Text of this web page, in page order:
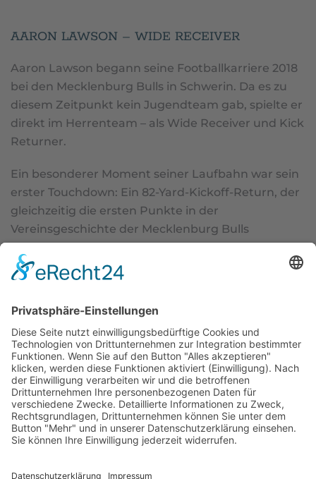
AARON LAWSON – WIDE RECEIVER
Aaron Lawson begann seine Footballkarriere 2018
bei den Mecklenburg Bulls in Schwerin. Da es zu
diesem Zeitpunkt kein Jugendteam gab, spielte er
direkt im Herrenteam – als Wide Receiver und Kick
Returner.
Ein besonderer Moment seiner Laufbahn war sein
erster Touchdown: Ein 82-Yard-Kickoff-Return, der
gleichzeitig die ersten Punkte in der
Vereinsgeschichte der Mecklenburg Bulls
bedeutete.
Nach Beginn seines Pharmazie-Studiums
Braunschweig Lions und schaffte über ein Tryout
den Sprung in den GFL-Kader. In seinen ersten
Spielzeiten sammelte er wertvolle Erfahrung und
Einsatzzeit.
2024 stoppte ihn eine schwere Verletzung in der
Saisonvorbereitung. Nach erfolgreicher Genesung
kehrte er 2025 zurück und bleibt den